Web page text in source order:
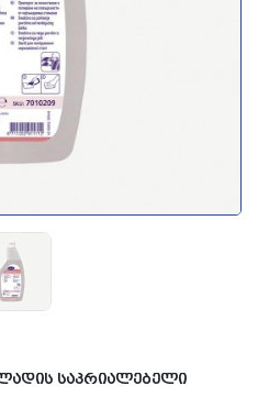
ᲡᲐᲞᲠᲘᲐᲚᲔᲑᲔᲚᲘ